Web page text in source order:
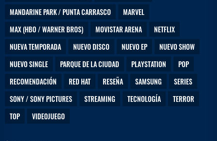
MANDARINE PARK / PUNTA CARRASCO
MARVEL
MAX (HBO / WARNER BROS)
MOVISTAR ARENA
NETFLIX
NUEVA TEMPORADA
NUEVO DISCO NUEVO EP
NUEVO SHOW
NUEVO SINGLE
PARQUE DE LA CIUDAD PLAYSTATION
POP
RECOMENDACIÓN
RED HAT RESEÑA SAMSUNG
SERIES
SONY / SONY PICTURES
STREAMING TECNOLOGÍA
TERROR
TOP
VIDEOJUEGO